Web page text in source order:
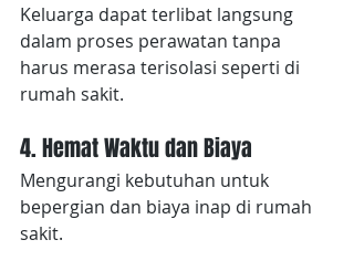
Keluarga dapat terlibat langsung
dalam proses perawatan tanpa
harus merasa terisolasi seperti di
rumah sakit.
4. Hemat Waktu dan Biaya
Mengurangi kebutuhan untuk
bepergian dan biaya inap di rumah
sakit.